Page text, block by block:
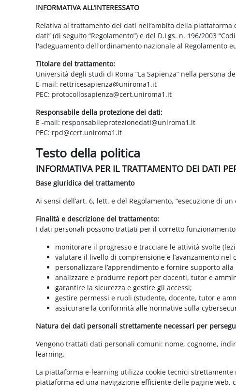
INFORMATIVA ALL’INTERESSATO
Relativa al trattamento dei dati nell’ambito della piattaforma
dati” (di seguito “Regolamento”) e del D.Lgs. n. 196/2003
l'adeguamento dell'ordinamento nazionale al Regolamento
Titolare del trattamento:
Università degli studi di Roma “La Sapienza” nella persona
E-mail: rettricesapienza@uniroma1.it
PEC: protocollosapienza@cert.uniroma1.it
Responsabile della protezione dei dati:
E -mail: responsabileprotezionedati@uniroma1.it
PEC: rpd@cert.uniroma1.it
Testo della politica
INFORMATIVA PER IL TRATTAMENTO DEI DATI
Base giuridica del trattamento
Ai sensi dell’art. 6, lett. e del Regolamento, “esecuzione di
Finalità e descrizione del trattamento:
I dati personali possono trattati per il corretto
monitorare il progresso e tracciare le attività svolte
valutare il livello di comprensione e l’avanzamento nel
personalizzare l’apprendimento e fornire supporto
analizzare e produrre report per docenti, tutor e
garantire la sicurezza e gestire gli accessi;
gestire permessi e ruoli (studente, docente, tutor e
assicurare la conformità alle normative sulla
Natura dei dati personali strettamente necessari per
Vengono trattati dati personali comuni: nome, cognome,
learning.
La piattaforma e-learning utilizza cookie tecnici
piattaforma ed una navigazione efficiente delle pagine web,